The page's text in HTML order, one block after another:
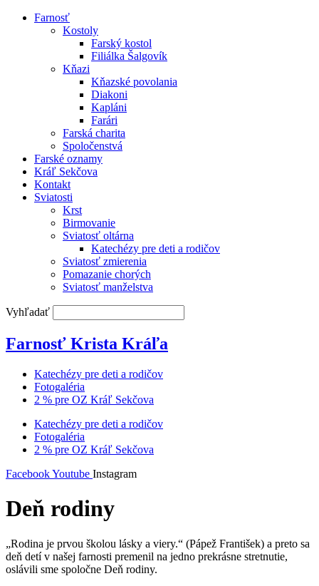
Farnosť
Kostoly
Farský kostol
Filiálka Šalgovík
Kňazi
Kňazské povolania
Diakoni
Kapláni
Farári
Farská charita
Spoločenstvá
Farské oznamy
Kráľ Sekčova
Kontakt
Sviatosti
Krst
Birmovanie
Sviatosť oltárna
Katechézy pre deti a rodičov
Sviatosť zmierenia
Pomazanie chorých
Sviatosť manželstva
Vyhľadať
Farnosť Krista Kráľa
Katechézy pre deti a rodičov
Fotogaléria
2 % pre OZ Kráľ Sekčova
Katechézy pre deti a rodičov
Fotogaléria
2 % pre OZ Kráľ Sekčova
FacebookYoutube Instagram
Deň rodiny
„Rodina je prvou školou lásky a viery.“ (Pápež František) a preto sa
deň detí v našej farnosti premenil na jedno prekrásne stretnutie,
oslávili sme spoločne Deň rodiny.